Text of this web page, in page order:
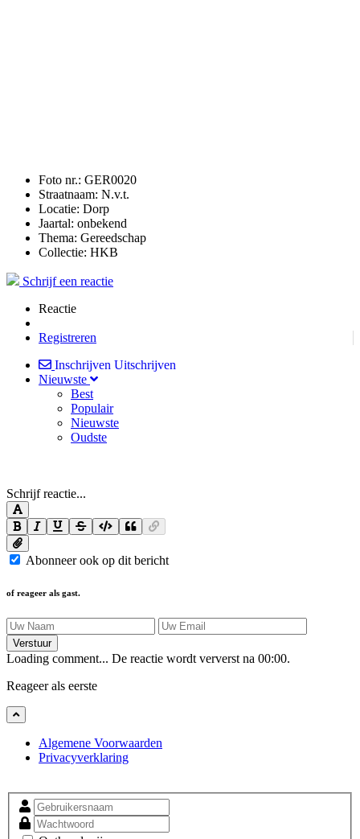
Foto nr.: GER0020
Straatnaam: N.v.t.
Locatie: Dorp
Jaartal: onbekend
Thema: Gereedschap
Collectie: HKB
Schrijf een reactie
Reactie
Registreren
Inschrijven Uitschrijven
Nieuwste
Best
Populair
Nieuwste
Oudste
Schrijf reactie...
Abonneer ook op dit bericht
of reageer als gast.
Verstuur
Loading comment... De reactie wordt ververst na 00:00.
Reageer als eerste
Algemene Voorwaarden
Privacyverklaring